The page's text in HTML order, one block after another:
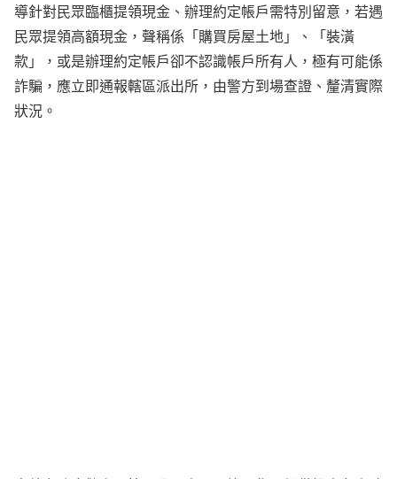
導針對民眾臨櫃提領現金、辦理約定帳戶需特別留意，若遇
民眾提領高額現金，聲稱係「購買房屋土地」、「裝潢
款」，或是辦理約定帳戶卻不認識帳戶所有人，極有可能係
詐騙，應立即通報轄區派出所，由警方到場查證、釐清實際
狀況。